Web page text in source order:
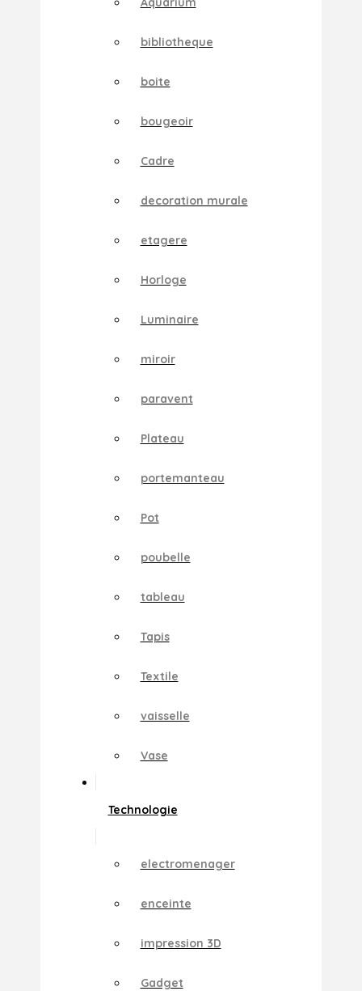
bibliotheque
boite
bougeoir
Cadre
decoration murale
etagere
Horloge
Luminaire
miroir
paravent
Plateau
portemanteau
Pot
poubelle
tableau
Tapis
Textile
vaisselle
Vase
Technologie
electromenager
enceinte
impression 3D
Gadget